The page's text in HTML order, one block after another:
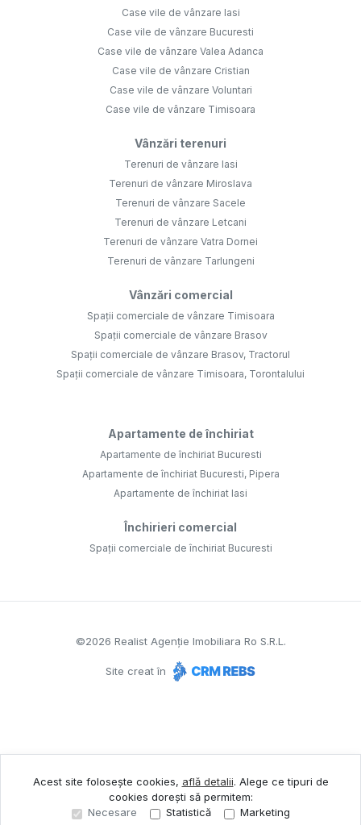
Case vile de vânzare Iasi
Case vile de vânzare Bucuresti
Case vile de vânzare Valea Adanca
Case vile de vânzare Cristian
Case vile de vânzare Voluntari
Case vile de vânzare Timisoara
Vânzări terenuri
Terenuri de vânzare Iasi
Terenuri de vânzare Miroslava
Terenuri de vânzare Sacele
Terenuri de vânzare Letcani
Terenuri de vânzare Vatra Dornei
Terenuri de vânzare Tarlungeni
Vânzări comercial
Spații comerciale de vânzare Timisoara
Spații comerciale de vânzare Brasov
Spații comerciale de vânzare Brasov, Tractorul
Spații comerciale de vânzare Timisoara, Torontalului
Apartamente de închiriat
Apartamente de închiriat Bucuresti
Apartamente de închiriat Bucuresti, Pipera
Apartamente de închiriat Iasi
Închirieri comercial
Spații comerciale de închiriat Bucuresti
©2026 Realist Agenție Imobiliara Ro S.R.L.
Site creat în
Acest site folosește cookies, află detalii. Alege ce tipuri de
cookies dorești să permitem:
Necesare
Statistică Marketing